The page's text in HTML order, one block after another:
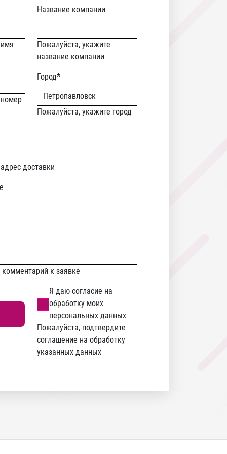
Название компании
Пожалуйста, укажите
название компании
Город*
Пожалуйста, укажите город
доставки
комментарий к заявке
Я даю согласие на
обработку моих
персональных данных
Пожалуйста, подтвердите
соглашение на обработку
указанных данных